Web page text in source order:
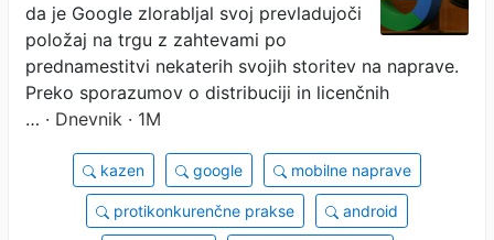
da je Google zlorabljal svoj prevladujoči
položaj na trgu z zahtevami po
prednamestitvi nekaterih svojih storitev na naprave.
Preko sporazumov o distribuciji in licenčnih
… · Dnevnik · 1M
kazen google mobilne naprave
protikonkurenčne prakse android